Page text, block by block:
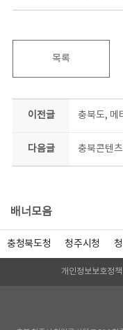
목록
이전글 충북도, 메
다음글
배너모음
충청북도청 청주시청
개인정보보호정책